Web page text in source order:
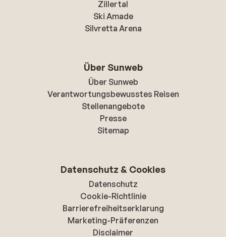
Zillertal
Ski Amade
Silvretta Arena
Über Sunweb
Über Sunweb
Verantwortungsbewusstes Reisen
Stellenangebote
Presse
Sitemap
Datenschutz & Cookies
Datenschutz
Cookie-Richtlinie
Barrierefreiheitserklarung
Marketing-Präferenzen
Disclaimer